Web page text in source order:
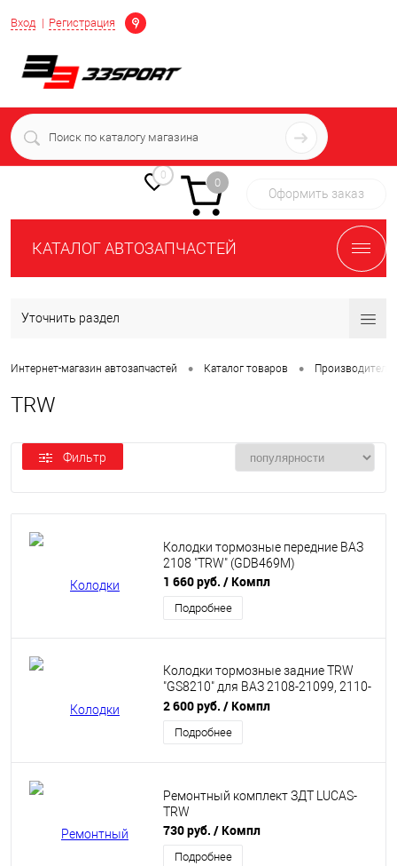
Вход Регистрация
Определение
+7 (939) 716-10-06
пн-пт 7:00-16:00 МСК
0
0
Оформить заказ
КАТАЛОГ АВТОЗАПЧАСТЕЙ
Уточнить раздел
Интернет-магазин автозапчастей • Каталог товаров • Производители
TRW
Фильтр
Колодки тормозные передние ВАЗ
2108 "TRW" (GDB469M)
1 660 руб. / Компл
Подробнее
Колодки тормозные задние TRW
"GS8210" для ВАЗ 2108-21099, 2110-
2112, 2113-2115, Приора, Калина,
Гранта без ABS
2 600 руб. / Компл
Подробнее
Ремонтный комплект ЗДТ LUCAS-
TRW
730 руб. / Компл
Подробнее